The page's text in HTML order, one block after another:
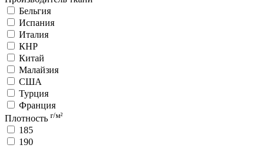
Бельгия
Испания
Италия
КНР
Китай
Малайзия
США
Турция
Франция
Плотность г/м²
185
190